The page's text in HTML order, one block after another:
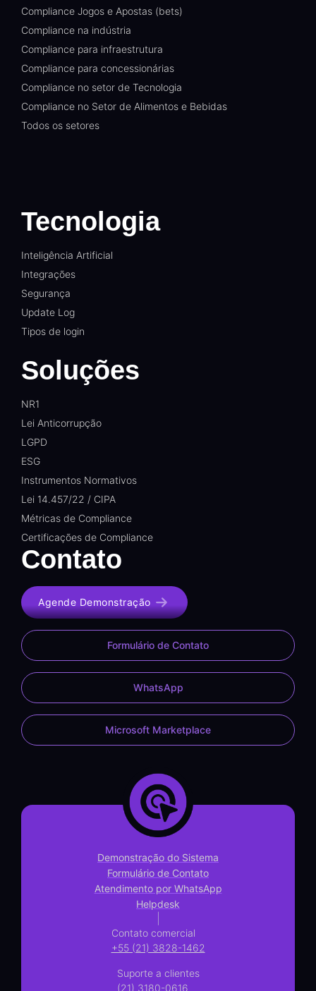
Compliance Jogos e Apostas (bets)
Compliance na indústria
Compliance para infraestrutura
Compliance para concessionárias
Compliance no setor de Tecnologia
Compliance no Setor de Alimentos e Bebidas
Todos os setores
Tecnologia
Inteligência Artificial
Integrações
Segurança
Update Log
Tipos de login
Soluções
NR1
Lei Anticorrupção
LGPD
ESG
Instrumentos Normativos
Lei 14.457/22 / CIPA
Métricas de Compliance
Certificações de Compliance
Contato
Agende Demonstração
Formulário de Contato
WhatsApp
Microsoft Marketplace
Demonstração do Sistema
Formulário de Contato
Atendimento por WhatsApp
Helpdesk
Contato comercial
+55 (21) 3828-1462
Suporte a clientes
(21) 3180-0616